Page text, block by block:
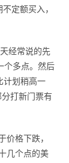
定额买入，
经常说的先
个多点。然后
计划稍高一
打新门票有
格下跌，
几个点的美